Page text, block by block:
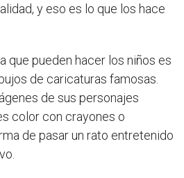
y eso es lo que los hace
que pueden hacer los niños es
de caricaturas famosas.
de sus personajes
color con crayones o
de pasar un rato entretenido